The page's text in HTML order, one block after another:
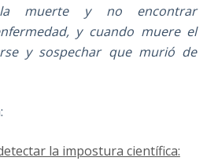
muerte y no encontrar
y cuando muere el
y sospechar que murió de
la impostura científica: